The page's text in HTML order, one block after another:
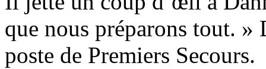
que nous préparons tout.
poste de Premiers Secours.